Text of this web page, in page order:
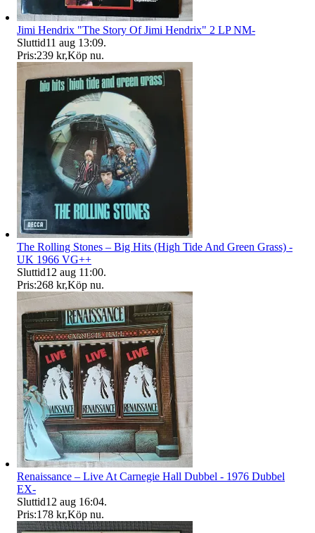
Jimi Hendrix "The Story Of Jimi Hendrix" 2 LP NM-
Sluttid11 aug 13:09.
Pris:239 kr,Köp nu.
The Rolling Stones – Big Hits (High Tide And Green Grass) -
UK 1966 VG++
Sluttid12 aug 11:00.
Pris:268 kr,Köp nu.
Renaissance – Live At Carnegie Hall Dubbel - 1976 Dubbel
EX-
Sluttid12 aug 16:04.
Pris:178 kr,Köp nu.